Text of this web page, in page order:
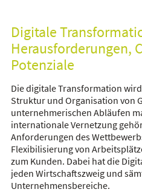
Digitale
Herausforderungen,
Potenziale
Die digitale Transformation
Struktur und Organisation von
unternehmerischen Abläufen
internationale Vernetzung
Anforderungen des
Flexibilisierung von
zum Kunden. Dabei hat die
jeden Wirtschaftszweig und
Unternehmensbereiche.